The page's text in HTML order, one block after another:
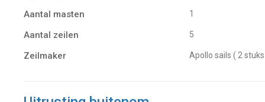
Aantal masten 1
Aantal zeilen 5
Zeilmaker Apollo sails ( 2